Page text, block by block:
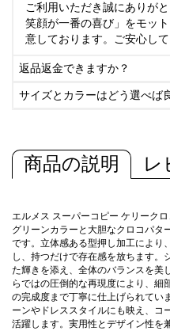
ご利用いただき誠にありが
笑顔が一番の喜び」をモッ
意しております。ご安心し
返品返金できますか？
サイズとカラーはどう選べば
商品の説明 レ
エルメス スーパーコピー ケリーク
グリーンカラーと大胆なクロコパタ
です。立体感ある型押し加工により
し、持つだけで存在感を放ちます。
た輝きを添え、全体のバランスを美
らではの圧倒的な再現度により、細
の完成度まで丁寧に仕上げられてい
ーンやドレススタイルにも映え、コ
活躍します。実用性とデザイン性を